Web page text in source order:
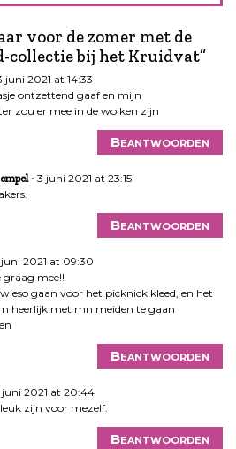
voor de zomer met de
collectie bij het Kruidvat”
juni 2021 at 14:33
ontzettend gaaf en mijn
zou er mee in de wolken zijn
Beantwoorden
3 juni 2021 at 23:15
Beantwoorden
2021 at 09:30
graag mee!!
gaan voor het picknick kleed, en het
heerlijk met mn meiden te gaan
Beantwoorden
juni 2021 at 20:44
zijn voor mezelf.
Beantwoorden